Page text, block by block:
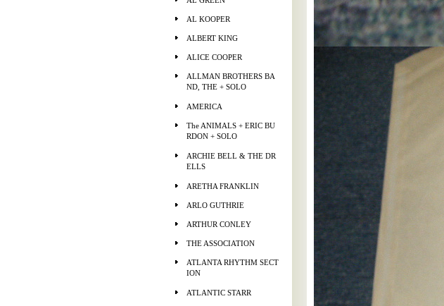
AL KOOPER
ALBERT KING
ALICE COOPER
ALLMAN BROTHERS BA
ND, THE + SOLO
AMERICA
The ANIMALS + ERIC BU
RDON + SOLO
ARCHIE BELL & THE DR
ELLS
ARETHA FRANKLIN
ARLO GUTHRIE
ARTHUR CONLEY
THE ASSOCIATION
ATLANTA RHYTHM SECT
ION
ATLANTIC STARR